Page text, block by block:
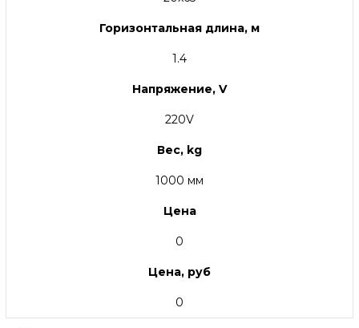
Горизонтальная длина, м
1.4
Напряжение, V
220V
Вес, kg
1000 мм
Цена
0
Цена, руб
0